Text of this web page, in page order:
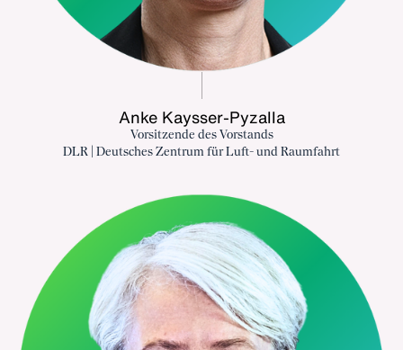
Anke Kaysser-Pyzalla
Vorsitzende des Vorstands
DLR | Deutsches Zentrum für Luft- und Raumfahrt